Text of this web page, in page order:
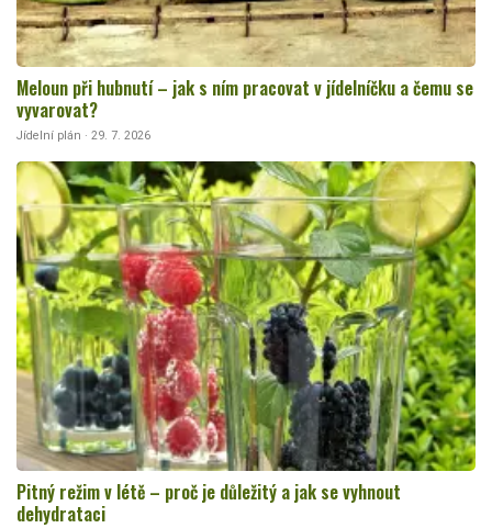
Meloun při hubnutí – jak s ním pracovat v jídelníčku a čemu se
vyvarovat?
Jídelní plán · 29. 7. 2026
Pitný režim v létě – proč je důležitý a jak se vyhnout
dehydrataci